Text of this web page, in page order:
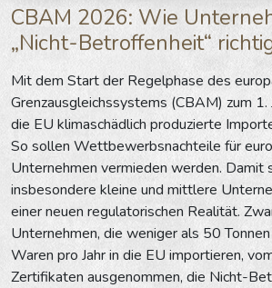
CBAM 2026: Wie
„Nicht-Betroffenheit“
Mit dem Start der Regelphase des
Grenzausgleichssystems (CBAM) zum
die EU klimaschädlich produzierte
So sollen Wettbewerbsnachteile für
Unternehmen vermieden werden. Damit
insbesondere kleine und mittlere
einer neuen regulatorischen Realität.
Unternehmen, die weniger als 50
Waren pro Jahr in die EU importieren,
Zertifikaten ausgenommen, die Nicht-